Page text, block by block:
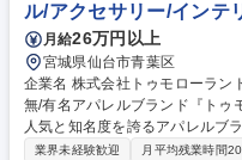
ベント特販クルー/未経験歓迎/社
ル/アクセサリー/インテ
月給26万円以上
宮城県仙台市青葉区
企業名 株式会社トゥモローランド 求人名 【仙台/販売職】未経験OK/
無/有名アパレルブランド『トゥモローランド』 仕
人気と知名度を誇るアパレルブ
接客・販売および商品管理 ■店
業界未経験歓迎 月平均残業時間